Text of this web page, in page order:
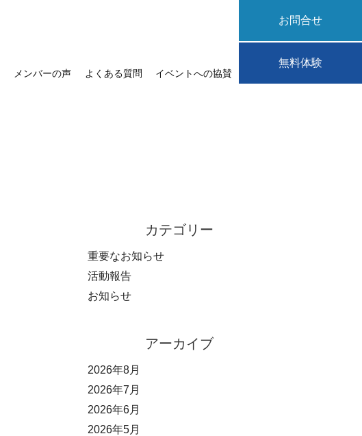
メンバーの声 よくある質問 イベントへの協賛
お問合せ
無料体験
カテゴリー
重要なお知らせ
活動報告
お知らせ
アーカイブ
2026年8月
2026年7月
2026年6月
2026年5月